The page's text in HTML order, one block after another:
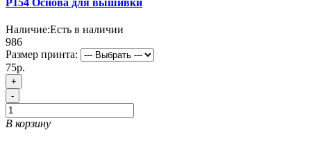
P154 Основа для вышивки
Наличие:Есть в наличии
986
Размер принта:
75р.
+
-
В корзину